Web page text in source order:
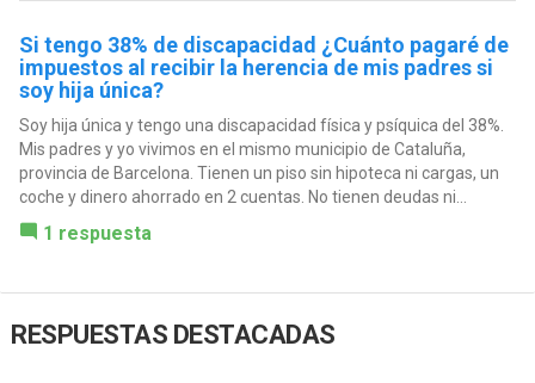
Si tengo 38% de discapacidad ¿Cuánto pagaré de
impuestos al recibir la herencia de mis padres si
soy hija única?
Soy hija única y tengo una discapacidad física y psíquica del 38%.
Mis padres y yo vivimos en el mismo municipio de Cataluña,
provincia de Barcelona. Tienen un piso sin hipoteca ni cargas, un
coche y dinero ahorrado en 2 cuentas. No tienen deudas ni...
1 respuesta
RESPUESTAS DESTACADAS